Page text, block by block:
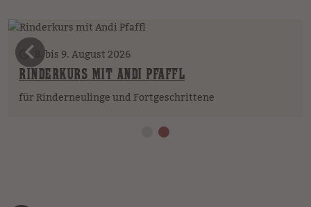
8. bis 9. August 2026
RINDERKURS MIT ANDI PFAFFL
für Rinderneulinge und Fortgeschrittene
vorheriges Element